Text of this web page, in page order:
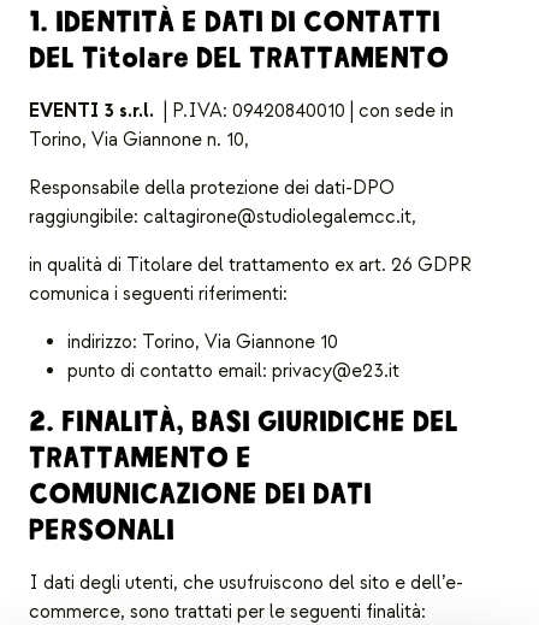
1. IDENTITÀ E DATI DI CONTATTI
DEL Titolare DEL TRATTAMENTO
EVENTI 3 s.r.l.
| P.IVA: 09420840010 | con sede in
Torino, Via Giannone n. 10,
Responsabile della protezione dei dati-DPO
raggiungibile: caltagirone@studiolegalemcc.it,
in qualità di Titolare del trattamento ex art. 26 GDPR
comunica i seguenti riferimenti:
indirizzo: Torino, Via Giannone 10
punto di contatto email: privacy@e23.it
2. FINALITÀ, BASI GIURIDICHE DEL
TRATTAMENTO E
COMUNICAZIONE DEI DATI
PERSONALI
I dati degli utenti, che usufruiscono del sito e dell’e-
commerce, sono trattati per le seguenti finalità: